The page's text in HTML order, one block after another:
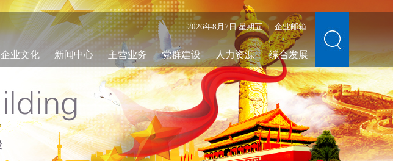
2026年8月7日 星期五 | 企业邮箱
企业文化 新闻中心 主营业务 党群建设 人力资源 综合发展